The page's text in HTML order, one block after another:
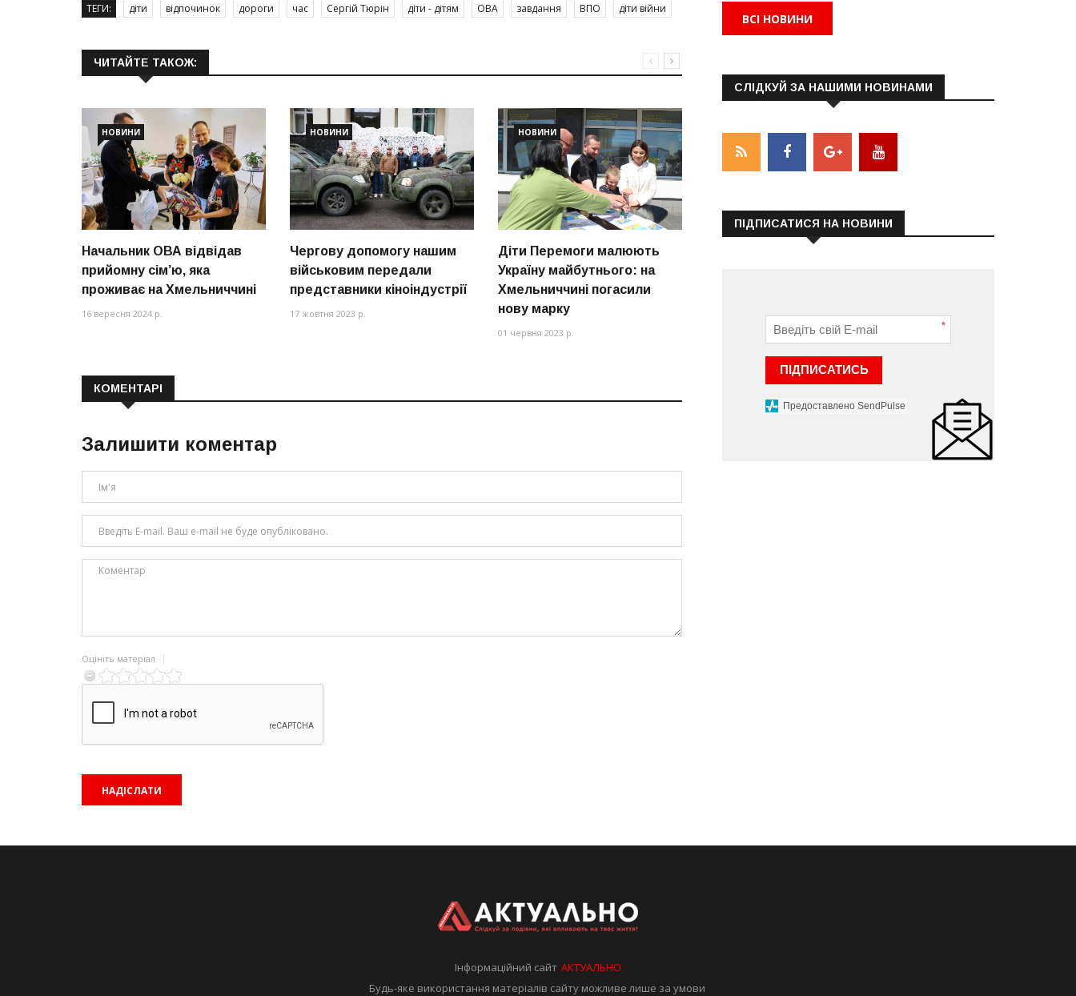
ТЕГИ: діти відпочинок дороги час Сергій Тюрін діти - дітям ОВА завдання ВПО діти війни
ЧИТАЙТЕ ТАКОЖ:
НОВИНИ
Начальник ОВА відвідав
прийомну сім’ю, яка
проживає на Хмельниччині
16 вересня 2024 р.
НОВИНИ
Чергову допомогу нашим
військовим передали
представники кіноіндустрії
17 жовтня 2023 р.
НОВИНИ
Діти Перемоги малюють
Україну майбутнього: на
Хмельниччині погасили
нову марку
01 червня 2023 р.
НОВИНИ
16 травня 2024 р.
КОМЕНТАРІ
Залишити коментар
Оцініть матеріал
ВСІ НОВИНИ
СЛІДКУЙ ЗА НАШИМИ НОВИНАМИ
ПІДПИСАТИСЯ НА НОВИНИ
*
ПІДПИСАТИСЬ
Предоставлено SendPulse
Інформаційний сайтАКТУАЛЬНО
Будь-яке використання матеріалів сайту можливе лише за умови